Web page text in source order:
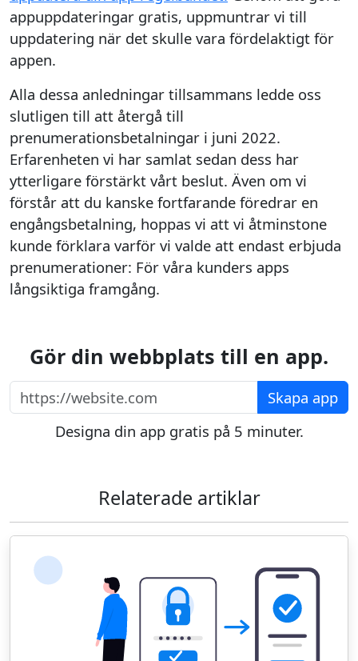
appuppdateringar gratis, uppmuntrar vi till
uppdatering när det skulle vara fördelaktigt för
appen.
Alla dessa anledningar tillsammans ledde oss
slutligen till att återgå till
prenumerationsbetalningar i juni 2022.
Erfarenheten vi har samlat sedan dess har
ytterligare förstärkt vårt beslut. Även om vi
förstår att du kanske fortfarande föredrar en
engångsbetalning, hoppas vi att vi åtminstone
kunde förklara varför vi valde att endast erbjuda
prenumerationer: För våra kunders apps
långsiktiga framgång.
Gör din webbplats till en app.
https://website.com
Skapa app
Designa din app gratis på 5 minuter.
Relaterade artiklar